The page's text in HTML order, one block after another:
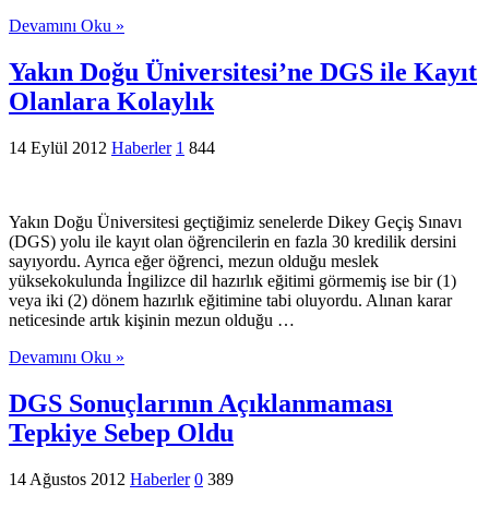
Devamını Oku »
Yakın Doğu Üniversitesi’ne DGS ile Kayıt
Olanlara Kolaylık
14 Eylül 2012 Haberler 1 844
Yakın Doğu Üniversitesi geçtiğimiz senelerde Dikey Geçiş Sınavı
(DGS) yolu ile kayıt olan öğrencilerin en fazla 30 kredilik dersini
sayıyordu. Ayrıca eğer öğrenci, mezun olduğu meslek
yüksekokulunda İngilizce dil hazırlık eğitimi görmemiş ise bir (1)
veya iki (2) dönem hazırlık eğitimine tabi oluyordu. Alınan karar
neticesinde artık kişinin mezun olduğu …
Devamını Oku »
DGS Sonuçlarının Açıklanmaması
Tepkiye Sebep Oldu
14 Ağustos 2012 Haberler 0 389